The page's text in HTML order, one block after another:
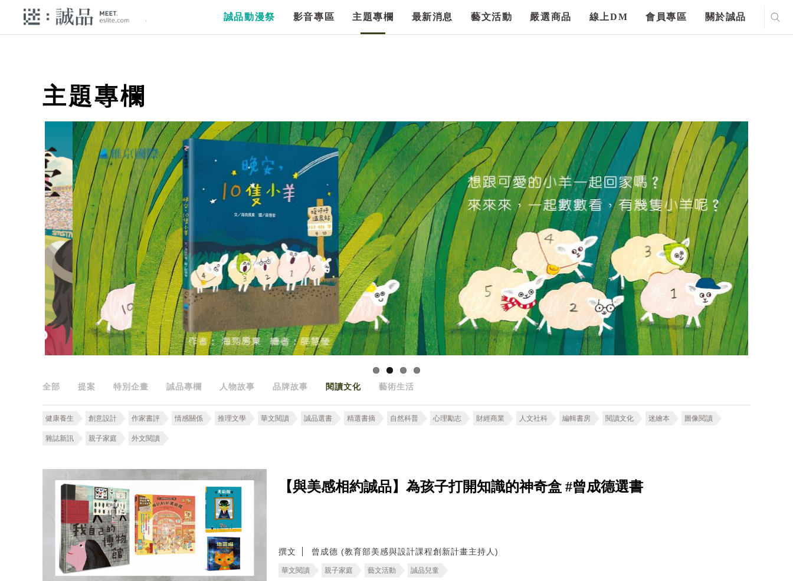
誠品動漫祭 影音專區 主題專欄 最新消息 藝文活動 嚴選商品 線上DM 會員專區 關於誠品
主題專欄
全部 提案 特別企畫 誠品專欄 人物故事 品牌故事 閱讀文化 藝術生活
健康養生 創意設計 作家書評 情感關係 推理文學 華文閱讀 誠品選書 精選書摘 自然科普 心理勵志 財經商業 人文社科 編輯書房 閱讀文化 迷繪本 圖像閱讀
雜誌新訊 親子家庭 外文閱讀
【與美感相約誠品】為孩子打開知識的神奇盒 #曾成德選書
撰文 曾成德 (教育部美感與設計課程創新計畫主持人)
華文閱讀 親子家庭 藝文活動 誠品兒童